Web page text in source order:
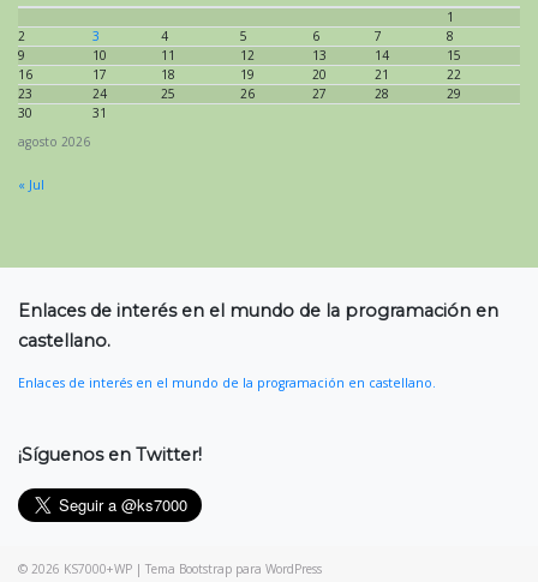
agosto 2026
1
2
3 4 5 6 7
8
9
10 11 12 13 14
15
16
17 18 19 20 21
22
23
24 25 26 27 28
29
30
31
« Jul
Enlaces de interés en el mundo de la programación en
castellano.
Enlaces de interés en el mundo de la programación en castellano.
¡Síguenos en Twitter!
© 2026 KS7000+WP | Tema Bootstrap para WordPress